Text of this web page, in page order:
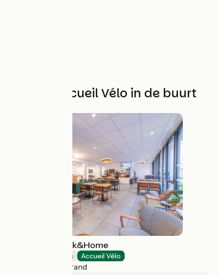
Andere Accueil Vélo in de buurt
Résidence Break&Home
Holiday residences Accueil Vélo
Clermont-Ferrand